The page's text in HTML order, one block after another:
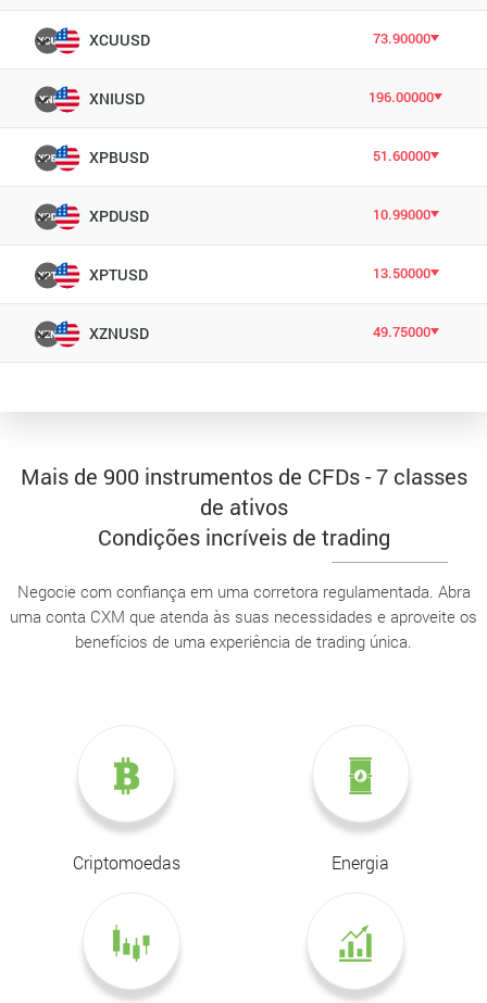
XCUUSD 73.90000
XNIUSD 196.00000
XPBUSD 51.60000
XPDUSD 10.99000
XPTUSD 13.50000
XZNUSD 49.75000
Mais de 900 instrumentos de CFDs - 7 classes
de ativos
Condições incríveis de trading
Negocie com confiança em uma corretora regulamentada. Abra
uma conta CXM que atenda às suas necessidades e aproveite os
benefícios de uma experiência de trading única.
Criptomoedas Energia